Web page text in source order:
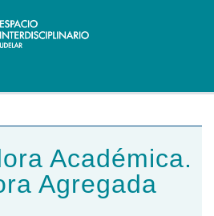
Académica.
Agregada